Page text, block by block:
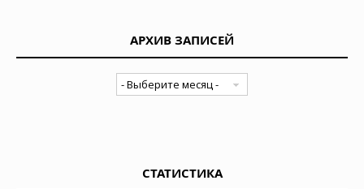
АРХИВ ЗАПИСЕЙ
СТАТИСТИКА